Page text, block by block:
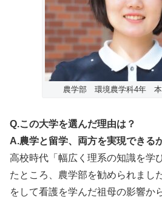
農学部 環境農学科4年
Q.この大学を選んだ理由は？
A.農学と留学、両方を実現できる
高校時代「幅広く理系の知識を学
たところ、農学部を勧められまし
をして看護を学んだ祖母の影響か